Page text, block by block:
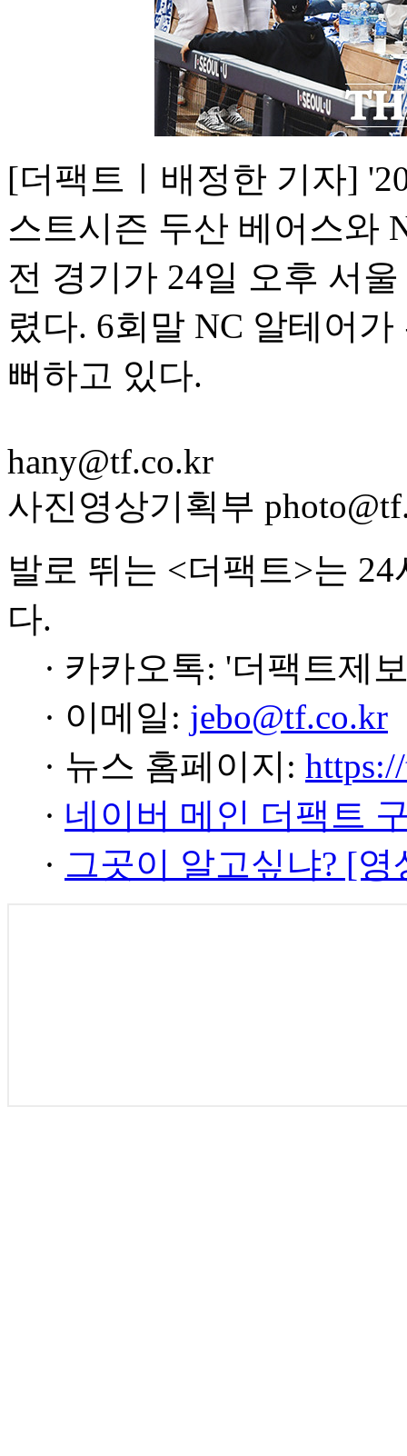
[더팩트ㅣ배정한 기자]
스트시즌 두산 베어스와
전 경기가 24일 오후 서
렸다. 6회말 NC 알테어
뻐하고 있다.
hany@tf.co.kr
사진영상기획부
발로 뛰는 <더팩트>는
다.
· 카카오톡: '더팩트제
· 이메일: jebo@tf.co.kr
· 뉴스 홈페이지:
· 네이버 메인 더팩트
· 그곳이 알고싶냐? [